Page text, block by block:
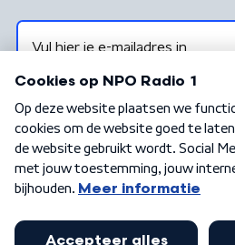
Algemene voorwaarden